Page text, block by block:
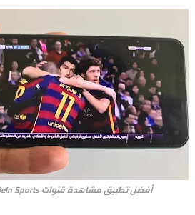
أفضل تطبيق مشاهدة قنوات BeIn Sports